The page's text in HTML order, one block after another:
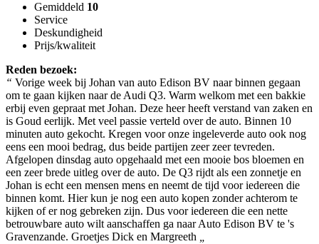
Gemiddeld 10
Service
Deskundigheid
Prijs/kwaliteit
Reden bezoek:
“ Vorige week bij Johan van auto Edison BV naar binnen gegaan
om te gaan kijken naar de Audi Q3. Warm welkom met een bakkie
erbij even gepraat met Johan. Deze heer heeft verstand van zaken en
is Goud eerlijk. Met veel passie verteld over de auto. Binnen 10
minuten auto gekocht. Kregen voor onze ingeleverde auto ook nog
eens een mooi bedrag, dus beide partijen zeer zeer tevreden.
Afgelopen dinsdag auto opgehaald met een mooie bos bloemen en
een zeer brede uitleg over de auto. De Q3 rijdt als een zonnetje en
Johan is echt een mensen mens en neemt de tijd voor iedereen die
binnen komt. Hier kun je nog een auto kopen zonder achterom te
kijken of er nog gebreken zijn. Dus voor iedereen die een nette
betrouwbare auto wilt aanschaffen ga naar Auto Edison BV te 's
Gravenzande. Groetjes Dick en Margreeth